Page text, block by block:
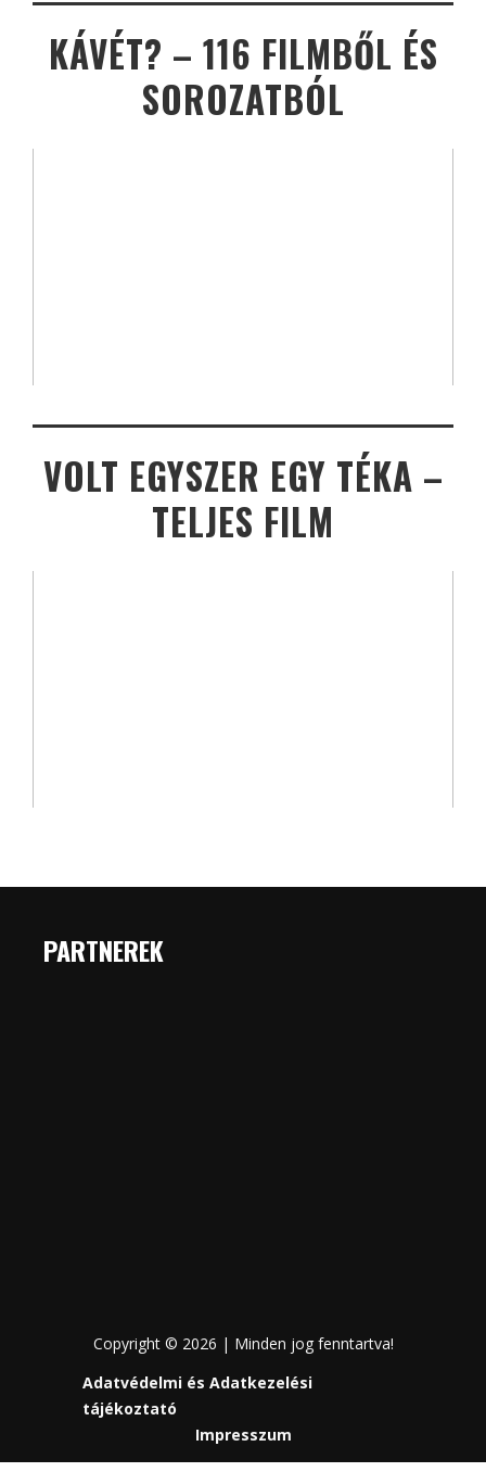
KÁVÉT? – 116 FILMBŐL ÉS
SOROZATBÓL
VOLT EGYSZER EGY TÉKA –
TELJES FILM
PARTNEREK
Copyright © 2026 | Minden jog fenntartva!
Adatvédelmi és Adatkezelési
tájékoztató
Impresszum